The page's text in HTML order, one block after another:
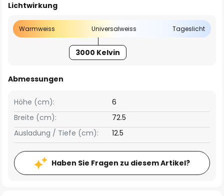
Lichtwirkung
Warmweiss Universalweiss Tageslicht
3000 Kelvin
Abmessungen
Breite (cm): 72.5
Höhe (cm): 6
Ausladung / Tiefe (cm): 12.5
Haben Sie Fragen zu diesem Artikel?